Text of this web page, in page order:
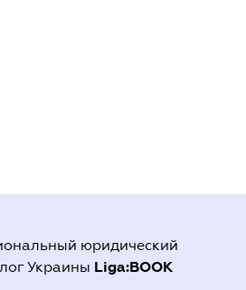
юридический
Украины Liga:BOOK